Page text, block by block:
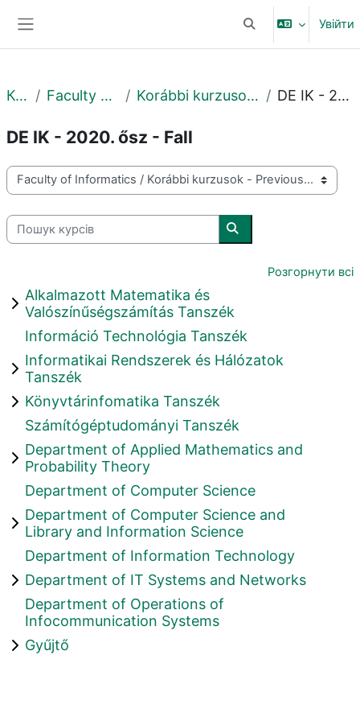
ПереключитиУвійти
Курси Faculty of Informatics Korábbi kurzusok - Previous courses DE IK - 2020. ősz - Fall
DE IK - 2020. ősz - Fall
Категорії курсів
Пошук курсів
Пошук курсів
Розгорнути всі
Alkalmazott Matematika és
Valószínűségszámítás Tanszék
Információ Technológia Tanszék
Informatikai Rendszerek és Hálózatok
Tanszék
Könyvtárinfomatika Tanszék
Számítógéptudományi Tanszék
Department of Applied Mathematics and
Probability Theory
Department of Computer Science
Department of Computer Science and
Library and Information Science
Department of Information Technology
Department of IT Systems and Networks
Department of Operations of
Infocommunication Systems
Gyűjtő